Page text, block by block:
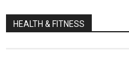
HEALTH & FITNESS